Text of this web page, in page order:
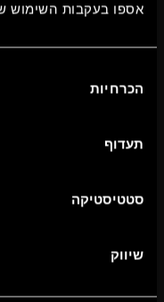
אספו בעקבות השימוש
הסכמה
הכרחיות
תעדוף
סטטיסטיקה
שיווק